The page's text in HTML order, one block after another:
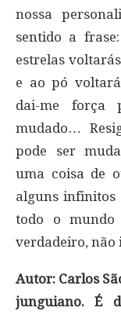
nossa
sentido a
estrelas
e ao pó
dai-me força
mudado…
pode ser
uma coisa de
alguns infinitos
todo o
verdadeiro, não
Autor: Carlos
junguiano. É